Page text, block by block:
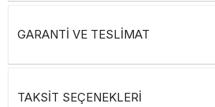
GARANTİ VE TESLİMAT
TAKSİT SEÇENEKLERİ